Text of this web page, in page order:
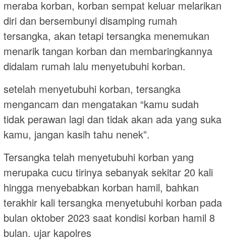
meraba korban, korban sempat keluar melarikan
diri dan bersembunyi disamping rumah
tersangka, akan tetapi tersangka menemukan
menarik tangan korban dan membaringkannya
didalam rumah lalu menyetubuhi korban.
setelah menyetubuhi korban, tersangka
mengancam dan mengatakan “kamu sudah
tidak perawan lagi dan tidak akan ada yang suka
kamu, jangan kasih tahu nenek”.
Tersangka telah menyetubuhi korban yang
merupaka cucu tirinya sebanyak sekitar 20 kali
hingga menyebabkan korban hamil, bahkan
terakhir kali tersangka menyetubuhi korban pada
bulan oktober 2023 saat kondisi korban hamil 8
bulan. ujar kapolres